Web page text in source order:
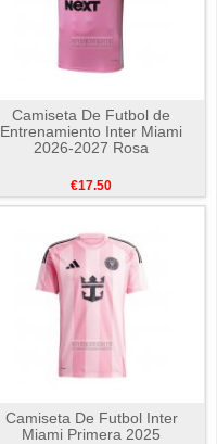
Camiseta De Futbol de
Entrenamiento Inter Miami
2026-2027 Rosa
€17.50
Camiseta De Futbol Inter
Miami Primera 2025